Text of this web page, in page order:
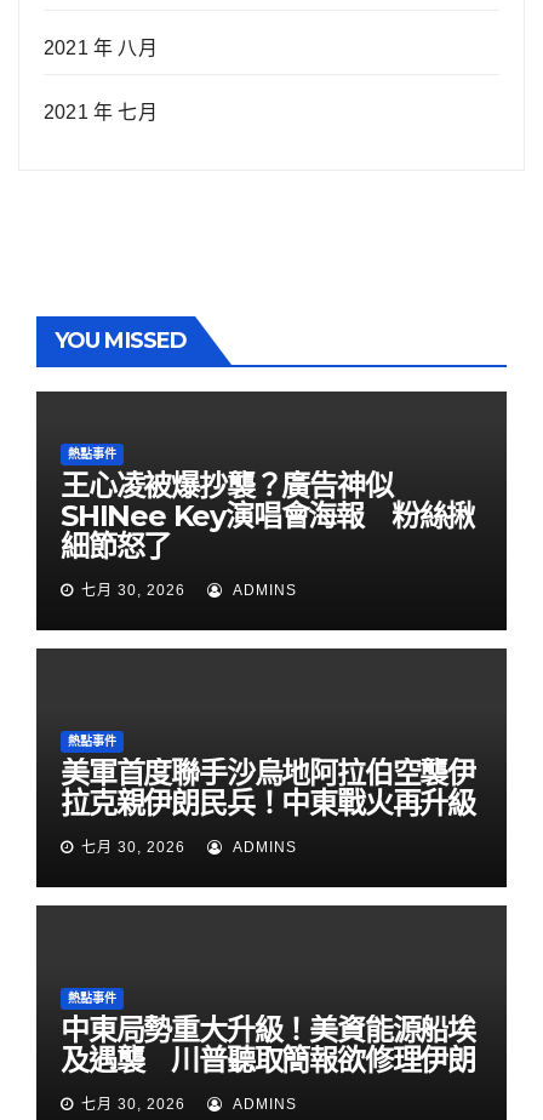
2021 年 八月
2021 年 七月
YOU MISSED
熱點事件
王心凌被爆抄襲？廣告神似
SHINee Key演唱會海報 粉絲揪
細節怒了
七月 30, 2026 ADMINS
熱點事件
美軍首度聯手沙烏地阿拉伯空襲伊
拉克親伊朗民兵！中東戰火再升級
七月 30, 2026 ADMINS
熱點事件
中東局勢重大升級！美資能源船埃
及遇襲 川普聽取簡報欲修理伊朗
七月 30, 2026 ADMINS